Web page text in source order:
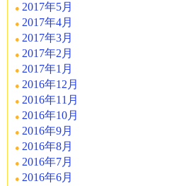
2017年5月
2017年4月
2017年3月
2017年2月
2017年1月
2016年12月
2016年11月
2016年10月
2016年9月
2016年8月
2016年7月
2016年6月